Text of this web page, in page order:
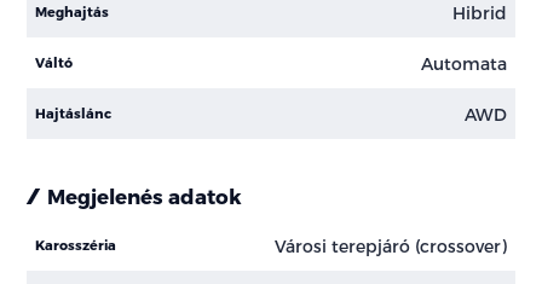
Meghajtás Hibrid
Váltó Automata
Hajtáslánc AWD
Megjelenés adatok
Karosszéria Városi terepjáró (crossover)